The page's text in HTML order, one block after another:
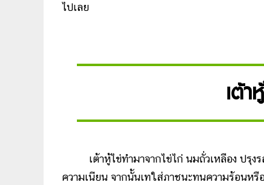
ไปเลย
เต้า
เต้าหู้ไข่ทำมาจากไข่ไก่ นมถั่วเหลือง ปรุงร
ความเนียน จากนั้นเทใส่ภาชนะทนความร้อนห